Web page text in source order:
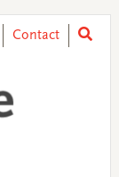
Contact